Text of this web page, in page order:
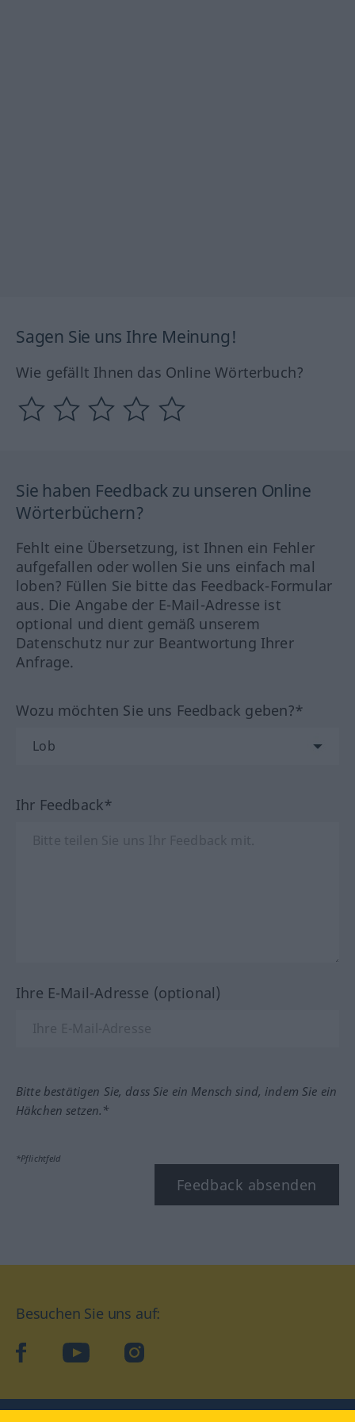
Sagen Sie uns Ihre Meinung!
Wie gefällt Ihnen das Online Wörterbuch?
Sie haben Feedback zu unseren Online
Wörterbüchern?
Fehlt eine Übersetzung, ist Ihnen ein Fehler
aufgefallen oder wollen Sie uns einfach mal
loben? Füllen Sie bitte das Feedback-Formular
aus. Die Angabe der E-Mail-Adresse ist
optional und dient gemäß unserem
Datenschutz nur zur Beantwortung Ihrer
Anfrage.
Wozu möchten Sie uns Feedback geben?*
Ihr Feedback*
Ihre E-Mail-Adresse (optional)
Bitte bestätigen Sie, dass Sie ein Mensch sind, indem Sie ein
Häkchen setzen.*
*Pflichtfeld
Feedback absenden
Besuchen Sie uns auf:
facebookYouTube Instagram